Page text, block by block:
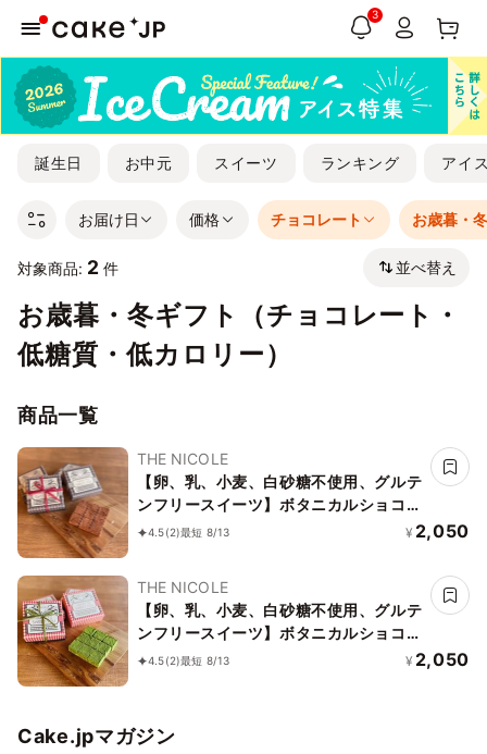
3
誕生日 お中元 スイーツ ランキング アイ
お届け日 価格 チョコレート お歳暮・
対象商品: 2 件 並べ替え
お歳暮・冬ギフト（チョコレート・
低糖質・低カロリー）
商品一覧
THE NICOLE
【卵、乳、小麦、白砂糖不使用、グルテ
ンフリースイーツ】ボタニカルショコラ
京豆腐生チョコ 《ヴィーガンスイー
4.5(2)最短 8/13 ¥ 2,050
THE NICOLE
【卵、乳、小麦、白砂糖不使用、グルテ
ンフリースイーツ】ボタニカルショコラ
生チョコ 京抹茶 〜京豆腐を使用したシ
慮》
4.5(2)最短 8/13 ¥ 2,050
Cake.jpマガジン